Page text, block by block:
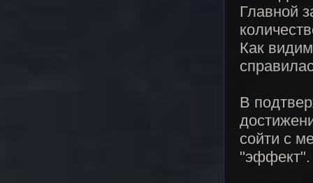
Главной
Как
В
сойти с
"эффект".